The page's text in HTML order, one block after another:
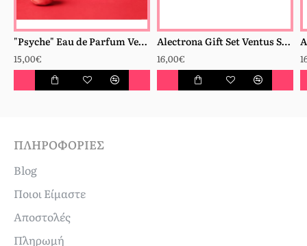
"Psyche" Eau de Parfum Ventus 100ml
15,00€
Alectrona Gift Set Ventus Sh.gel 300ml + Bl 250ml + Mist 50ml
16,00€
ΠΛΗΡΟΦΟΡΊΕΣ
Blog
Ποιοι Είμαστε
Αποστολές
Πληρωμή